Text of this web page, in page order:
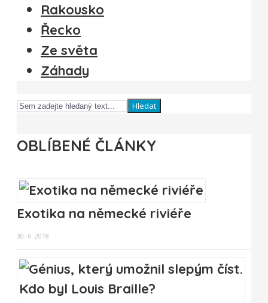
Rakousko
Řecko
Ze světa
Záhady
Hledat
OBLÍBENÉ ČLÁNKY
Exotika na německé riviéře
30. 6. 2018